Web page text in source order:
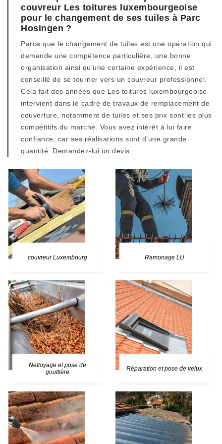
couvreur Les toitures luxembourgeoise
pour le changement de ses tuiles à Parc
Hosingen ?
Parce que le changement de tuiles est une opération qui
demande une compétence particulière, une bonne
organisation ainsi qu’une certaine expérience, il est
conseillé de se tourner vers un couvreur professionnel.
Cela fait des années que Les toitures luxembourgeoise
intervient dans le cadre de travaux de remplacement de
couverture, notamment de tuiles et ses prix sont les plus
compétitifs du marché. Vous avez intérêt à lui faire
confiance, car ses réalisations sont d’une grande
quantité. Demandez-lui un devis.
couvreur Luxembourg Ramonage LU
Nettoyage et pose de
gouttière
Réparation et pose de velux